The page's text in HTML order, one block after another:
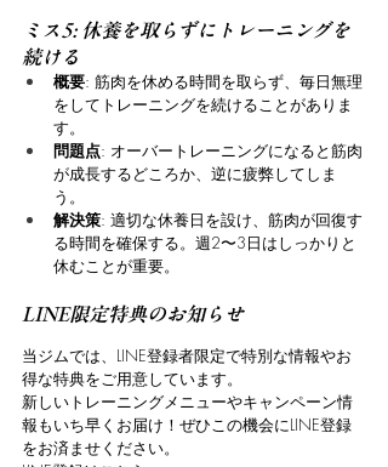
ミス5: 休養を取らずにトレーニングを
続ける
概要: 筋肉を休める時間を取らず、毎日無理
をしてトレーニングを続けることがありま
す。
問題点: オーバートレーニングになると筋肉
が成長するどころか、逆に疲弊してしま
う。
解決策: 適切な休養日を設け、筋肉が回復す
る時間を確保する。週2〜3日はしっかりと
休むことが重要。
LINE限定特典のお知らせ
当ジムでは、LINE登録者限定で特別な情報やお
得な特典をご用意しています。
新しいトレーニングメニューやキャンペーン情
報もいち早くお届け！ぜひこの機会にLINE登録
をお済ませください。